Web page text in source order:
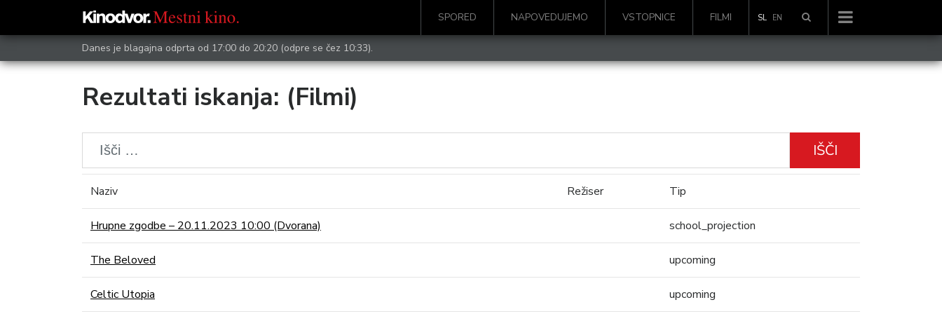
SPORED NAPOVEDUJEMO VSTOPNICE FILMI SL EN
Danes je blagajna odprta od 17:00 do 20:20 (odpre se čez 10:33).
Rezultati iskanja: (Filmi)
IŠČI
Naziv Režiser Tip
Hrupne zgodbe – 20.11.2023 10:00 (Dvorana) school_projection
The Beloved upcoming
Celtic Utopia upcoming